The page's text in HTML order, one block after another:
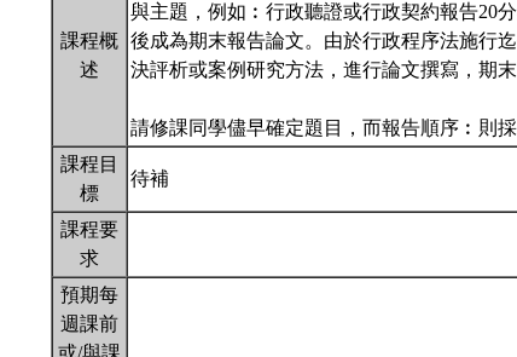
課程概
述
與主題，例如︰行政聽證或行政契約報告20
後成為期末報告論文。由於行政程序法施行
決評析或案例研究方法，進行論文撰寫，期
請修課同學儘早確定題目，而報告順序︰則
課程目
標
待補
課程要
求
預期每
週課前
或/與課